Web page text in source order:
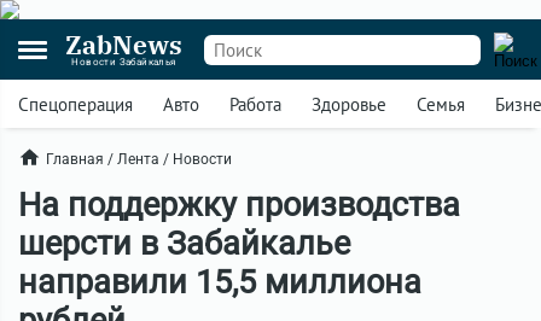
ZabNews
Новости Забайкалья
Спецоперация Авто Работа Здоровье Семья
Главная / Лента / Новости
На поддержку производства
шерсти в Забайкалье
направили 15,5 миллиона